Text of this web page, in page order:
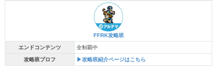
FFRK攻略班
エンドコンテンツ 全制覇中
攻略班プロフ ▶攻略班紹介ページはこちら